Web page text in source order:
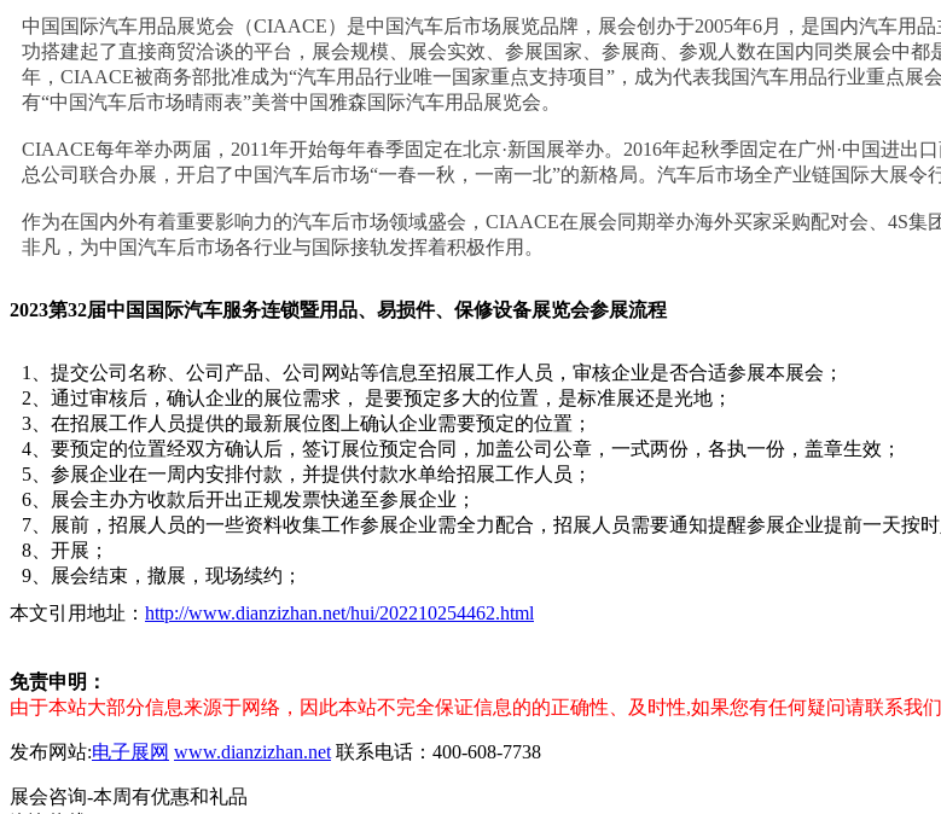
中国国际汽车用品展览会（CIAACE）是中国汽车后市场展览品牌，展会创办于2005年6月，是国内汽车用
功搭建起了直接商贸洽谈的平台，展会规模、展会实效、参展国家、参展商、参观人数在国内同类展会中
年，CIAACE被商务部批准成为“汽车用品行业唯一国家重点支持项目”，成为代表我国汽车用品行业重点
有“中国汽车后市场晴雨表”美誉中国雅森国际汽车用品展览会。
CIAACE每年举办两届，2011年开始每年春季固定在北京·新国展举办。2016年起秋季固定在广州·中国进
总公司联合办展，开启了中国汽车后市场“一春一秋，一南一北”的新格局。汽车后市场全产业链国际大展令
作为在国内外有着重要影响力的汽车后市场领域盛会，CIAACE在展会同期举办海外买家采购配对会、4S
非凡，为中国汽车后市场各行业与国际接轨发挥着积极作用。
2023第32届中国国际汽车服务连锁暨用品、易损件、保修设备展览会参展流程
1、提交公司名称、公司产品、公司网站等信息至招展工作人员，审核企业是否合适参展本展会；
2、通过审核后，确认企业的展位需求， 是要预定多大的位置，是标准展还是光地；
3、在招展工作人员提供的最新展位图上确认企业需要预定的位置；
4、要预定的位置经双方确认后，签订展位预定合同，加盖公司公章，一式两份，各执一份，盖章生效；
5、参展企业在一周内安排付款，并提供付款水单给招展工作人员；
6、展会主办方收款后开出正规发票快递至参展企业；
7、展前，招展人员的一些资料收集工作参展企业需全力配合，招展人员需要通知提醒参展企业提前一天按时
8、开展；
9、展会结束，撤展，现场续约；
本文引用地址： http://www.dianzizhan.net/hui/202210254462.html
免责申明：
由于本站大部分信息来源于网络，因此本站不完全保证信息的的正确性、及时性,如果您有任何疑问请联系我们
发布网站:电子展网 www.dianzizhan.net 联系电话：400-608-7738
展会咨询-本周有优惠和礼品